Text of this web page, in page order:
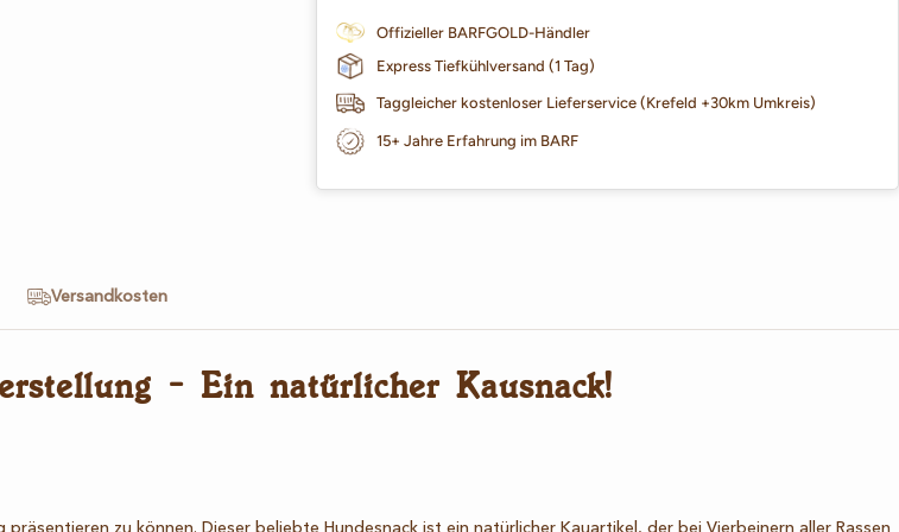
Offizieller BARFGOLD-Händler
Express Tiefkühlversand (1 Tag)
Taggleicher kostenloser Lieferservice (Krefeld +30km Umkreis)
15+ Jahre Erfahrung im BARF
Versandkosten
- Ein natürlicher Kausnack!
zu können. Dieser beliebte Hundesnack ist ein natürlicher Kauartikel, der bei Vierbeinern aller Rassen